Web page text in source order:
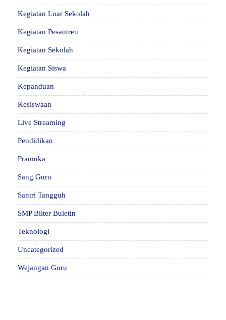
Kegiatan Luar Sekolah
Kegiatan Pesantren
Kegiatan Sekolah
Kegiatan Siswa
Kepanduan
Kesiswaan
Live Streaming
Pendidikan
Pramuka
Sang Guru
Santri Tangguh
SMP Bilter Buletin
Teknologi
Uncategorized
Wejangan Guru